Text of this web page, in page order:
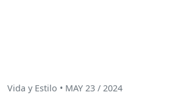
Vida y Estilo • MAY 23 / 2024